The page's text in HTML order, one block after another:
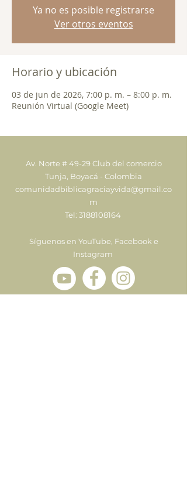
Ya no es posible registrarse
Ver otros eventos
Horario y ubicación
03 de jun de 2026, 7:00 p. m. – 8:00 p. m.
Reunión Virtual (Google Meet)
Av. Norte # 49-29 Club del comercio
Tunja, Boyacá - Colombia
comunidadbiblicagraciayvida@gmail.co
m
Tel: 3188108164
Síguenos en YouTube, Facebook e
Instagram